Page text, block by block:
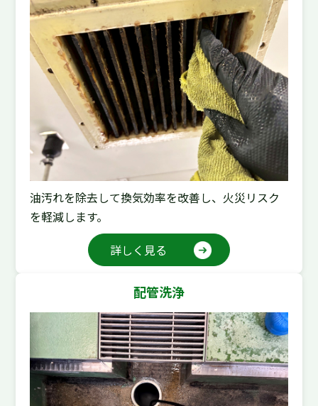
油汚れを除去して換気効率を改善し、火災リスク
を軽減します。
詳しく見る
配管洗浄